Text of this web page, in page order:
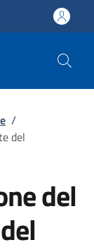
/
del
del